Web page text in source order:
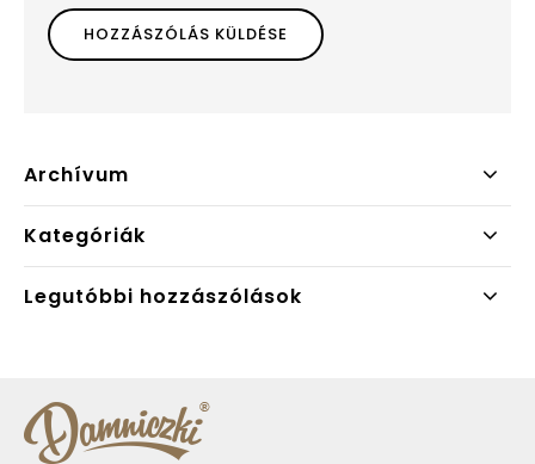
Archívum
Kategóriák
Legutóbbi hozzászólások